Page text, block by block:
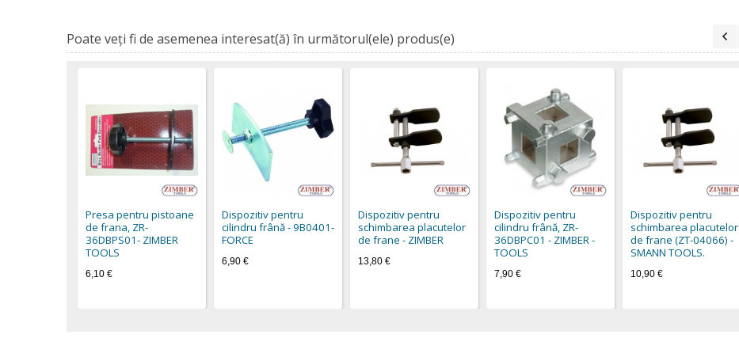
Poate veţi fi de asemenea interesat(ă) în următorul(ele) produs(e)
Presa pentru pistoane
de frana, ZR-
36DBPS01- ZIMBER
TOOLS
6,10 €
Dispozitiv pentru
cilindru frână - 9B0401-
FORCE
6,90 €
Dispozitiv pentru
schimbarea placutelor
de frane - ZIMBER
13,80 €
Dispozitiv pentru
cilindru frână, ZR-
36DBPC01 - ZIMBER -
TOOLS
7,90 €
Dispozitiv pentru
schimbarea placutelor
de frane (ZT-04066) -
SMANN TOOLS.
10,90 €